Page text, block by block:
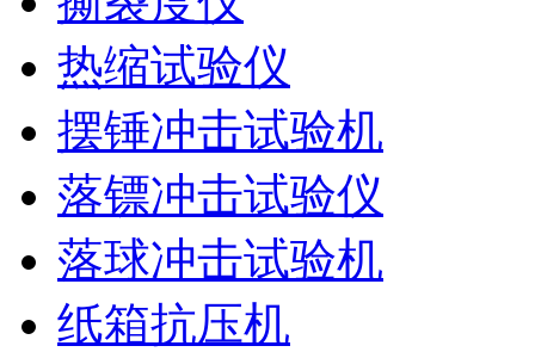
热缩试验仪
摆锤冲击试验机
落镖冲击试验仪
落球冲击试验机
纸箱抗压机